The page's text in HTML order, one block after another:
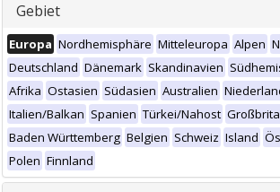
Gebiet
Europa Nordhemisphäre Mitteleuropa Alpen
Deutschland Dänemark Skandinavien
Afrika Ostasien Südasien Australien
Italien/Balkan Spanien Türkei/Nahost
Baden Württemberg Belgien Schweiz Island
Polen Finnland